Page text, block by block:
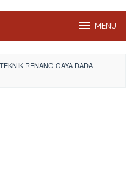
MENU
RENANG GAYA DADA